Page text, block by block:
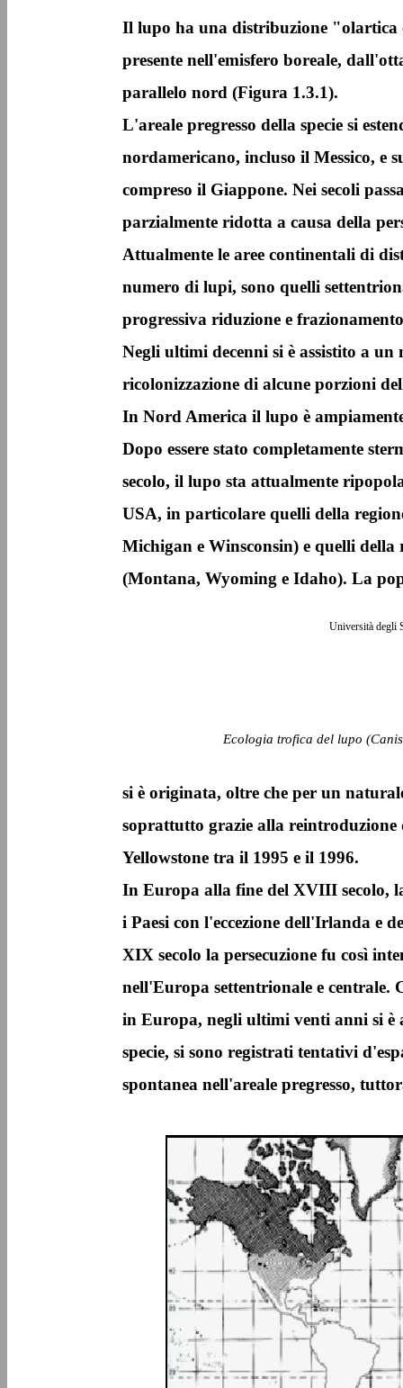
Università degli
Il lupo ha una distribuzione "olartica
presente nell'emisfero boreale,
parallelo nord (Figura 1.3.1).
L'areale pregresso della specie si
nordamericano, incluso il Messico, e
compreso il Giappone. Nei secoli
parzialmente ridotta a causa della
Attualmente le aree continentali di
numero di lupi, sono quelli
progressiva riduzione e
Negli ultimi decenni si è assistito a un
ricolonizzazione di alcune porzioni
In Nord America il lupo è
Dopo essere stato completamente
secolo, il lupo sta attualmente
USA, in particolare quelli della
Michigan e Winsconsin) e quelli della
(Montana, Wyoming e Idaho). La
Ecologia trofica del lupo
si è originata, oltre che per un
soprattutto grazie alla
Yellowstone tra il 1995 e il 1996.
In Europa alla fine del XVIII secolo,
i Paesi con l'eccezione dell'Irlanda e
XIX secolo la persecuzione fu così
nell'Europa settentrionale e centrale.
in Europa, negli ultimi venti anni si è
specie, si sono registrati tentativi
spontanea nell'areale pregresso,